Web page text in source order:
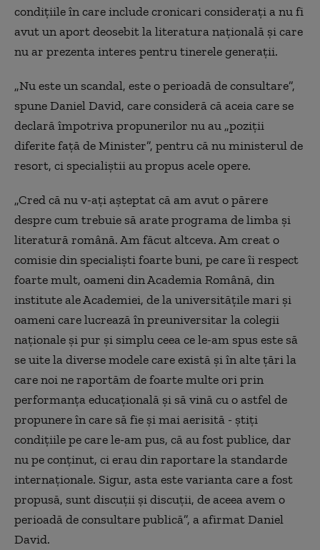
condiţiile în care include cronicari consideraţi a nu fi
avut un aport deosebit la literatura naţională şi care
nu ar prezenta interes pentru tinerele generaţii.
„Nu este un scandal, este o perioadă de consultare”,
spune Daniel David, care consideră că aceia care se
declară împotriva propunerilor nu au „poziţii
diferite faţă de Minister”, pentru că nu ministerul de
resort, ci specialiştii au propus acele opere.
„Cred că nu v-aţi aşteptat că am avut o părere
despre cum trebuie să arate programa de limba şi
literatură română. Am făcut altceva. Am creat o
comisie din specialişti foarte buni, pe care îi respect
foarte mult, oameni din Academia Română, din
institute ale Academiei, de la universităţile mari şi
oameni care lucrează în preuniversitar la colegii
naţionale şi pur şi simplu ceea ce le-am spus este să
se uite la diverse modele care există şi în alte ţări la
care noi ne raportăm de foarte multe ori prin
performanţa educaţională şi să vină cu o astfel de
propunere în care să fie şi mai aerisită - ştiţi
condiţiile pe care le-am pus, că au fost publice, dar
nu pe conţinut, ci erau din raportare la standarde
internaţionale. Sigur, asta este varianta care a fost
propusă, sunt discuţii şi discuţii, de aceea avem o
perioadă de consultare publică”, a afirmat Daniel
David.